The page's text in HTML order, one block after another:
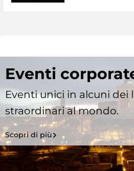
Eventi
Eventi unici in alcuni dei
straordinari al mondo.
Scopri di più